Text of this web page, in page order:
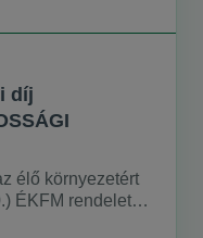
díj
élő környezetért
ÉKFM rendelete,